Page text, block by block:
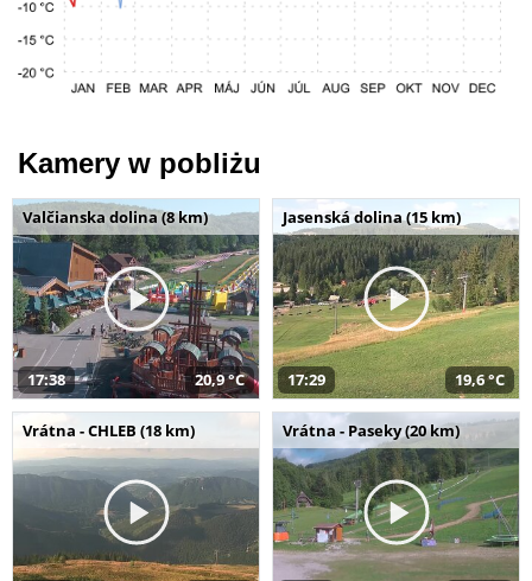
Kamery w pobliżu
Valčianska dolina (8 km)
17:38 20,9 °C
Jasenská dolina (15 km)
17:29 19,6 °C
Vrátna - CHLEB (18 km) Vrátna - Paseky (20 km)